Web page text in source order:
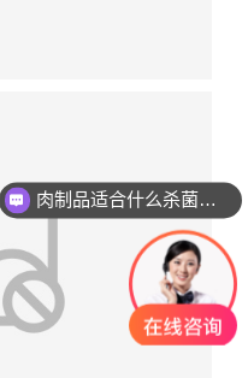
肉制品适合什么杀菌方式?